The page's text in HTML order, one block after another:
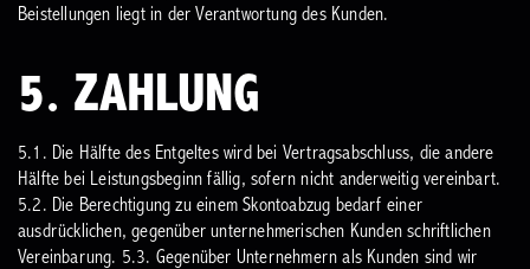
Beistellungen liegt in der Verantwortung des Kunden.
5. ZAHLUNG
5.1. Die Hälfte des Entgeltes wird bei Vertragsabschluss, die andere
Hälfte bei Leistungsbeginn fällig, sofern nicht anderweitig vereinbart.
5.2. Die Berechtigung zu einem Skontoabzug bedarf einer
ausdrücklichen, gegenüber unternehmerischen Kunden schriftlichen
Vereinbarung. 5.3. Gegenüber Unternehmern als Kunden sind wir